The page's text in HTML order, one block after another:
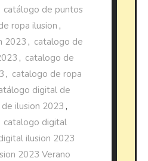
catálogo de puntos
ropa ilusion ,
2023 , catalogo de
, catalogo de
, catalogo de ropa
digital de
ilusion 2023 ,
catalogo digital
ilusion 2023
2023 Verano